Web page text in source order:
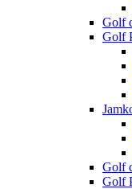
Golf
Golf
Golf
Golf